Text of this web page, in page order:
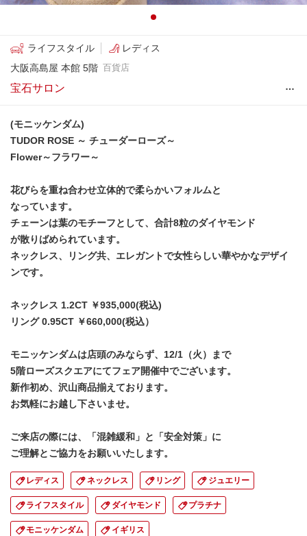
ライフスタイル
レディス
大阪高島屋 本館 5階 百貨店
宝石サロン …
(モニッケンダム)
TUDOR ROSE ～ チューダーローズ～
Flower～フラワー～
花びらを重ね合わせ立体的で柔らかいフォルムと
なっています。
チェーンは葉のモチーフとして、合計8粒のダイヤモンド
が散りばめられています。
ネックレス、リング共、エレガントで女性らしい華やかなデザイ
ンです。
ネックレス 1.2CT ￥935,000(税込)
リング 0.95CT ￥660,000(税込）
モニッケンダムは店頭のみならず、12/1（火）まで
5階ローズスクエアにてフェア開催中でございます。
新作初め、沢山商品揃えております。
お気軽にお越し下さいませ。
ご来店の際には、「混雑緩和」と「安全対策」に
ご理解とご協力をお願いいたします。
レディス ネックレス リング ジュエリー
ライフスタイル ダイヤモンド プラチナ
モニッケンダム イギリス